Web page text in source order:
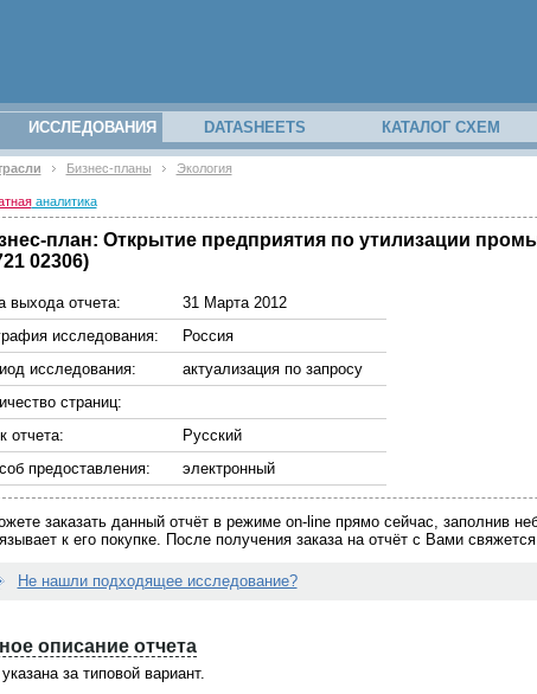
ИССЛЕДОВАНИЯ DATASHEETS КАТАЛОГ СХЕМ
заказ через
Можно встретиться и
лично с исполнителем
Бизнес-планы Экология
аналитика
план: Открытие предприятия по утилизации
02306)
выхода отчета:
31 Марта 2012
исследования:
Россия
исследования:
актуализация по запросу
страниц:
отчета:
Русский
предоставления:
электронный
заказать данный отчёт в режиме on-line прямо сейчас, заполнив
к его покупке. После получения заказа на отчёт с Вами
Не нашли подходящее исследование?
л
и
описание отчета
за типовой вариант.